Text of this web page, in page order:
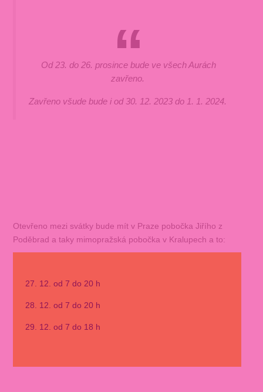
Od 23. do 26. prosince bude ve všech Aurách
zavřeno.
Zavřeno všude bude i od 30. 12. 2023 do 1. 1. 2024.
Otevřeno mezi svátky bude mít v Praze pobočka Jiřího z
Poděbrad a taky mimopražská pobočka v Kralupech a to:
27. 12. od 7 do 20 h
28. 12. od 7 do 20 h
29. 12. od 7 do 18 h